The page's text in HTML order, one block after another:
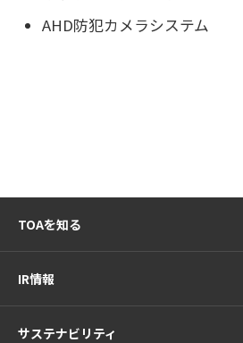
AHD防犯カメラシステム
TOAを知る
IR情報
サステナビリティ